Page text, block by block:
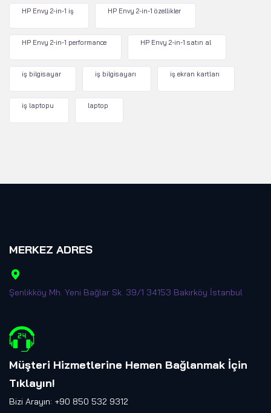
HP Envy 2-in-1 iş HP Envy 2-in-1 özellikler
HP Envy 2-in-1 performance HP Envy 2-in-1 satın al
iş bilgisayar iş bilgisayarı iş ekran kartları
iş laptopu laptop
MERKEZ ADRES
Şenlikköy Mh. Yeni Bağlar Sk. 39/1 34153 Bakırköy İstanbul
Müşteri Hizmetlerine Hemen Bağlanmak İçin
Tıklayın!
Bizi Arayın: +90 850 532 9312